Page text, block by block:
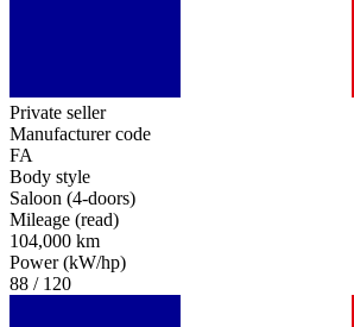
Private seller
Manufacturer code
FA
Body style
Saloon (4-doors)
Mileage (read)
104,000 km
Power (kW/hp)
88 / 120